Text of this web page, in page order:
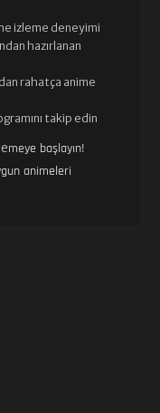
izleme deneyimi
hazırlanan
rahatça anime
takip edin
meye başlayın!
animeleri